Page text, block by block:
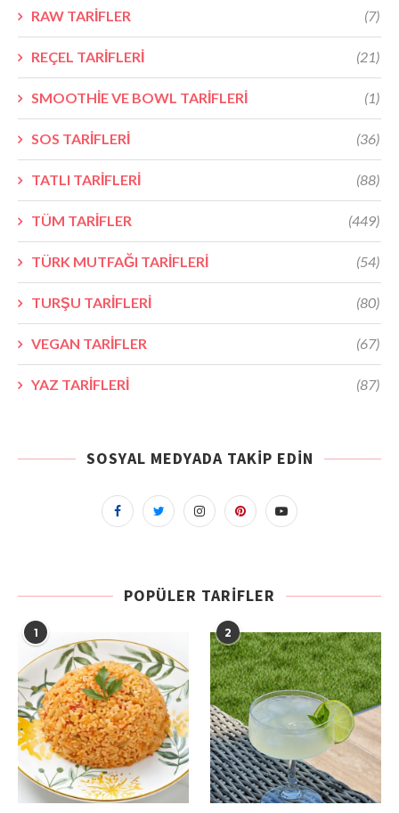
RAW TARİFLER (7)
REÇEL TARİFLERİ (21)
SMOOTHİE VE BOWL TARİFLERİ (1)
SOS TARİFLERİ (36)
TATLI TARİFLERİ (88)
TÜM TARİFLER (449)
TÜRK MUTFAĞI TARİFLERİ (54)
TURŞU TARİFLERİ (80)
VEGAN TARİFLER (67)
YAZ TARİFLERİ (87)
SOSYAL MEDYADA TAKIP EDIN
POPÜLER TARIFLER
1 2